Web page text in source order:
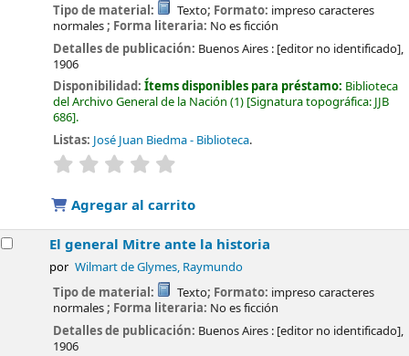
Tipo de material: Texto; Formato: impreso caracteres
normales; Forma literaria: No es ficción
Detalles de publicación: Buenos Aires : [editor no identificado],
1906
Disponibilidad:Ítems disponibles para préstamo: Biblioteca
del Archivo General de la Nación (1) Signatura topográfica: JJB
686 .
Listas: José Juan Biedma - Biblioteca.
valoración
Agregar al carrito
El general Mitre ante la historia
por Wilmart de Glymes, Raymundo
Tipo de material: Texto; Formato: impreso caracteres
normales; Forma literaria: No es ficción
Detalles de publicación: Buenos Aires : [editor no identificado],
1906